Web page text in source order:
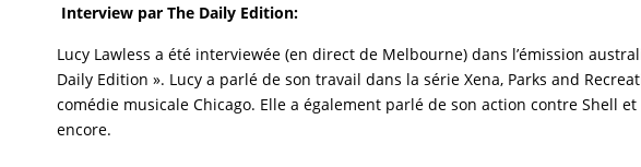
Interview par The Daily Edition:
Lucy Lawless a été interviewée (en direct de Melbourne) dans l’émission
Daily Edition ». Lucy a parlé de son travail dans la série Xena, Parks and
comédie musicale Chicago. Elle a également parlé de son action contre Shell
encore.